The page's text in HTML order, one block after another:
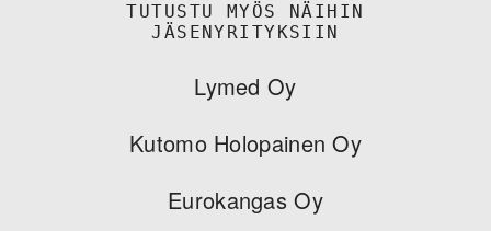
TUTUSTU MYÖS NÄIHIN
JÄSENYRITYKSIIN
Lymed Oy
Kutomo Holopainen Oy
Eurokangas Oy